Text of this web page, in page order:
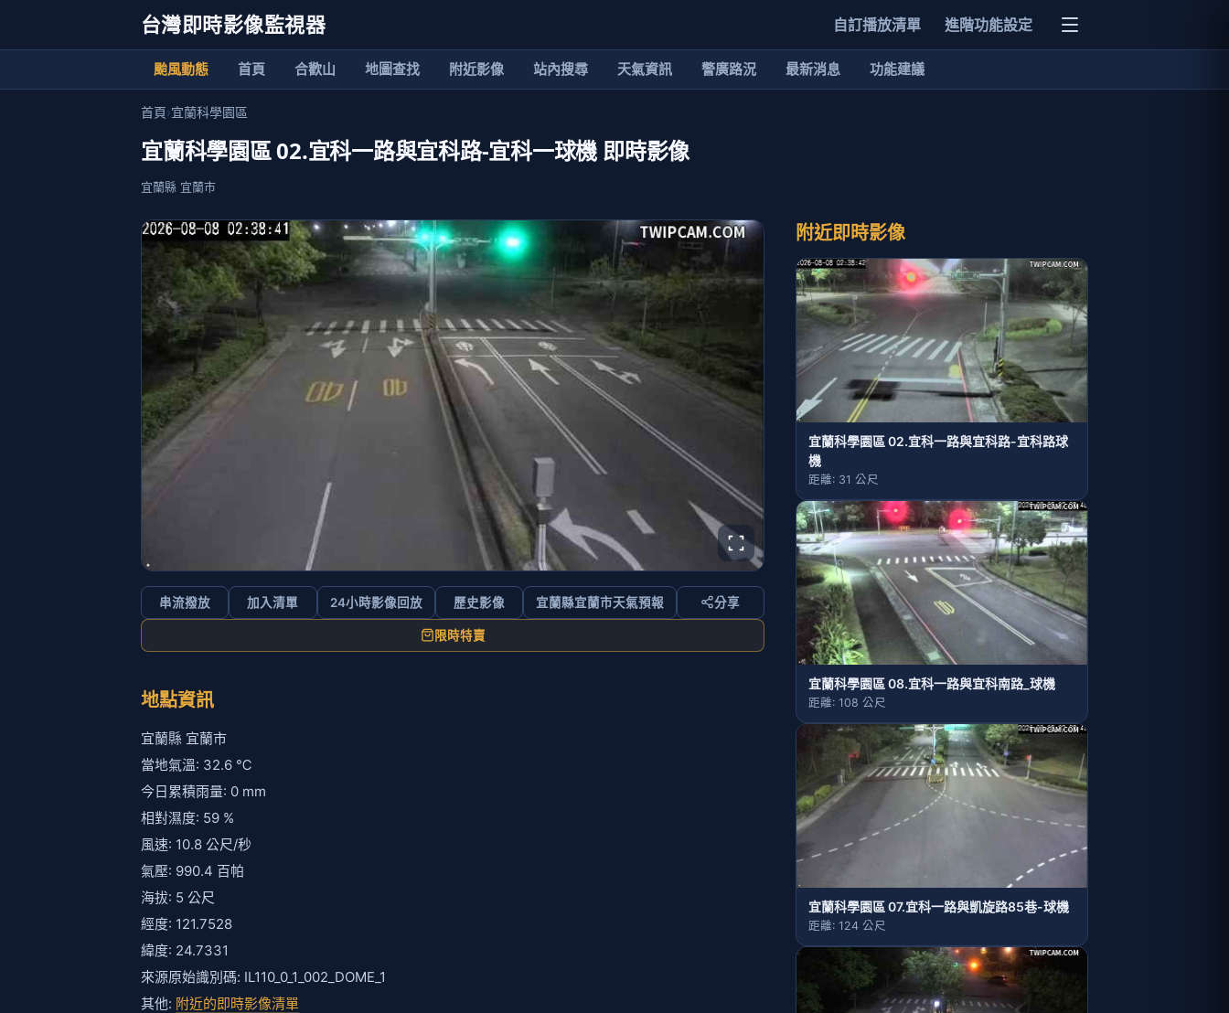
台灣即時影像監視器 自訂播放清單 進階功能設定
颱風動態 首頁 合歡山 地圖查找 附近影像 站內搜尋 天氣資訊 警廣路況 最新消息 功能建議
首頁›宜蘭科學園區
宜蘭科學園區 02.宜科一路與宜科路-宜科一球機 即時影像
宜蘭縣 宜蘭市
串流撥放 加入清單 24小時影像回放 歷史影像 宜蘭縣宜蘭市天氣預報 分享
限時特賣
地點資訊
宜蘭縣 宜蘭市
當地氣溫: 32.6 ℃
今日累積雨量: 0 mm
相對濕度: 59 %
風速: 10.8 公尺/秒
氣壓: 990.4 百帕
海拔: 5 公尺
經度: 121.7528
緯度: 24.7331
來源原始識別碼: IL110_0_1_002_DOME_1
其他: 附近的即時影像清單
附近即時影像
宜蘭科學園區 02.宜科一路與宜科路-宜科路球
機
距離: 31 公尺
宜蘭科學園區 08.宜科一路與宜科南路_球機
距離: 108 公尺
宜蘭科學園區 07.宜科一路與凱旋路85巷-球機
距離: 124 公尺